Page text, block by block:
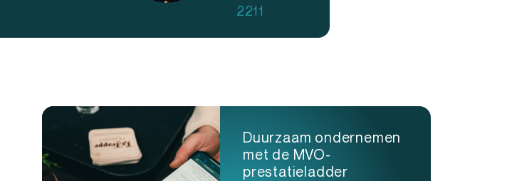
2211
Duurzaam ondernemen
met de MVO-
prestatieladder